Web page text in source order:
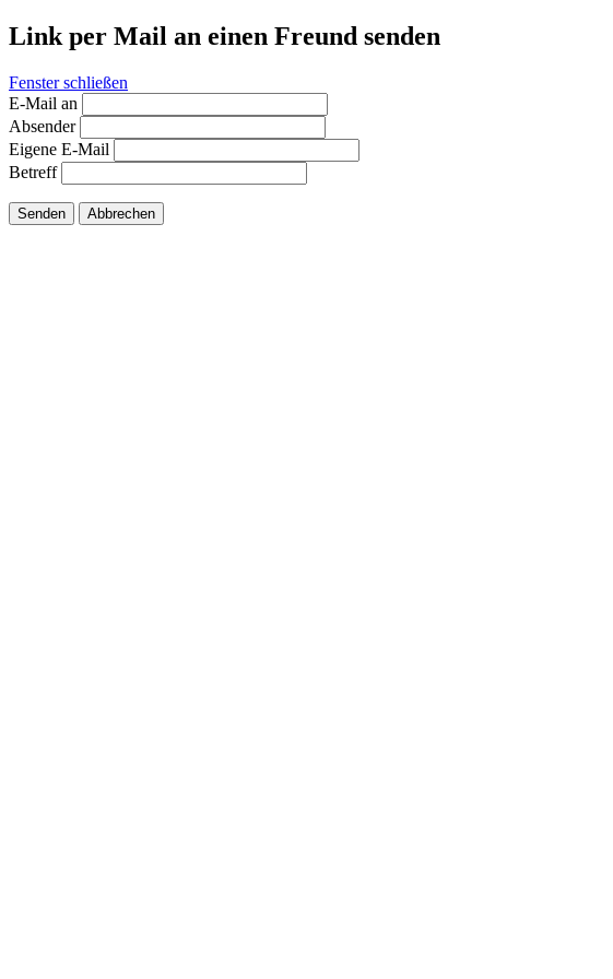
Link per Mail an einen Freund senden
Fenster schließen
E-Mail an
Absender
Eigene E-Mail
Betreff
Senden Abbrechen